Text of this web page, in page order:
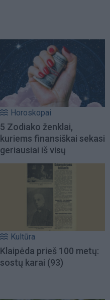
Horoskopai
5 Zodiako ženklai,
kuriems finansiškai sekasi
geriausiai iš visų
Kultūra
Klaipėda prieš 100 metų:
sostų karai (93)